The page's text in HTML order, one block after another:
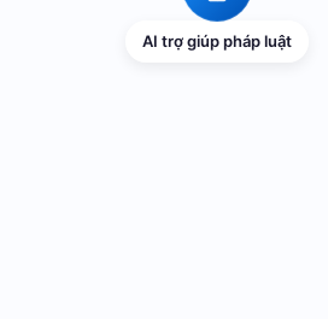
AI trợ giúp pháp luật